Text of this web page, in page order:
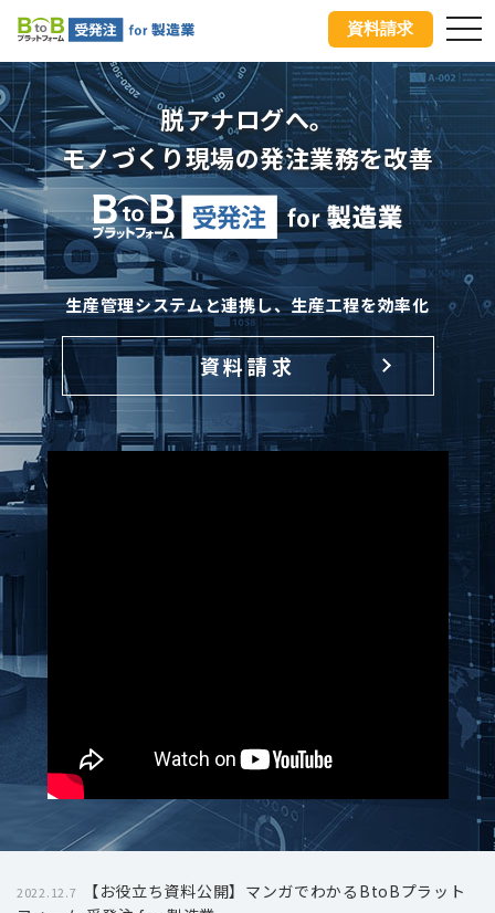
資料請求
脱アナログへ。
モノづくり現場の発注業務を改善
生産管理システムと連携し、生産工程を効率化
資料請求
2022.12.7
【お役立ち資料公開】マンガでわかるBtoBプラット